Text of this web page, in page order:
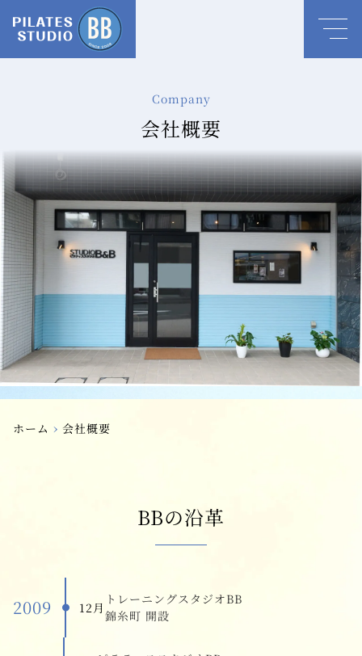
Company
会社概要
ホーム › 会社概要
BBの沿革
2009 12月
トレーニングスタジオBB
錦糸町 開設